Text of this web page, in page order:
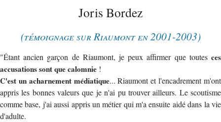
Joris Bordez
(témoignage sur Riaumont en 2001-2003)
"Étant ancien garçon de Riaumont, je peux affirmer que toutes ces
accusations sont que calomnie !
C'est un acharnement médiatique... Riaumont et l'encadrement m'ont
appris les bonnes valeurs que je n'ai pu trouver ailleurs. Le scoutisme
comme base, j'ai aussi appris un métier qui m'a ensuite aidé dans la vie
d'adulte.